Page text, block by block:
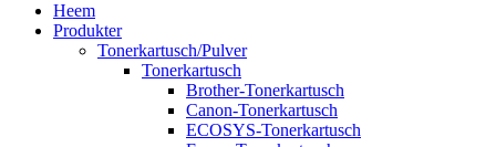
Heem
Produkter
Tonerkartusch/Pulver
Tonerkartusch
Brother-Tonerkartusch
Canon-Tonerkartusch
ECOSYS-Tonerkartusch